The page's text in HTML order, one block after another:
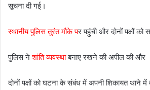
सूचना दी गई।
स्थानीय पुलिस तुरंत मौके पर पहुंची और दोनों पक्षों को
पुलिस नेशांति व्यवस्थाबनाए रखने की अपील की और
दोनों पक्षों को घटना के संबंध में अपनी शिकायत थाने में